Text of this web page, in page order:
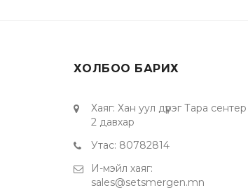
ХОЛБОО БАРИХ
Хаяг: Хан уул дүүрэг Тара сентер
2 давхар
Утас: 80782814
И-мэйл хаяг:
sales@setsmergen.mn